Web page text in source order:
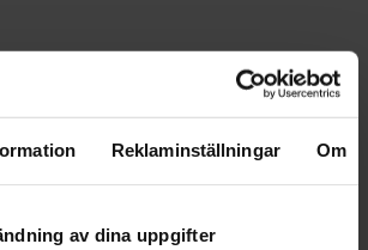
Reklaminställningar Om
av dina uppgifter
avläggs inför en särskild provledare
I varje län finns det ett visst antal